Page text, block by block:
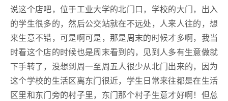
说这个店吧，位于工业大学的北门口，学校的大门，出入
的学生很多的，然后公交站就在不远处，人来人往的，想
来生意不错，可是啊可是，那是周末的时候才多啊，我当
时看这个店的时候也是周末看到的，见到人多有生意做就
下手转了，没想到周一至周五人很少从北门出来的，因为
这个学校的生活区离东门很近，学生日常来往都是在生活
区里和东门旁的村子里，东门那个村子生意才好啊！但总